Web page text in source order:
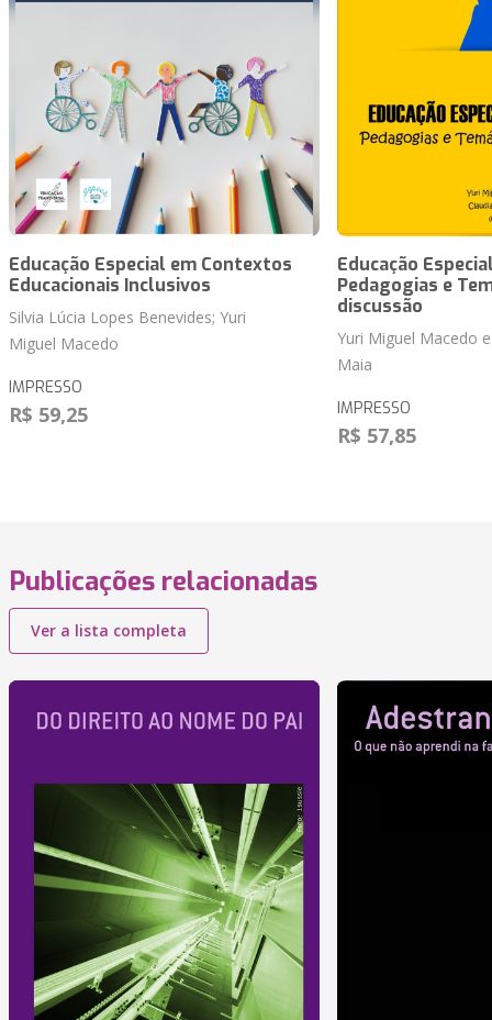
Educação Especial em Contextos
Educacionais Inclusivos
Silvia Lúcia Lopes Benevides; Yuri
Miguel Macedo
IMPRESSO
R$ 59,25
Educação
Pedagogias e
discussão
Yuri Miguel Macedo
Maia
IMPRESSO
R$ 57,85
Publicações relacionadas
Ver a lista completa